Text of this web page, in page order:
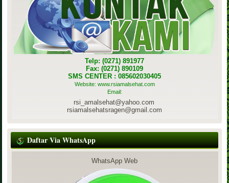
Telp: (0271) 891977
Fax: (0271) 890109
SMS CENTER : 085602030405
Website: www.rsiamalsehat.com
Email:
rsi_amalsehat@yahoo.com
rsiamalsehatsragen@gmail.com
Daftar Via WhatsApp
WhatsApp Web